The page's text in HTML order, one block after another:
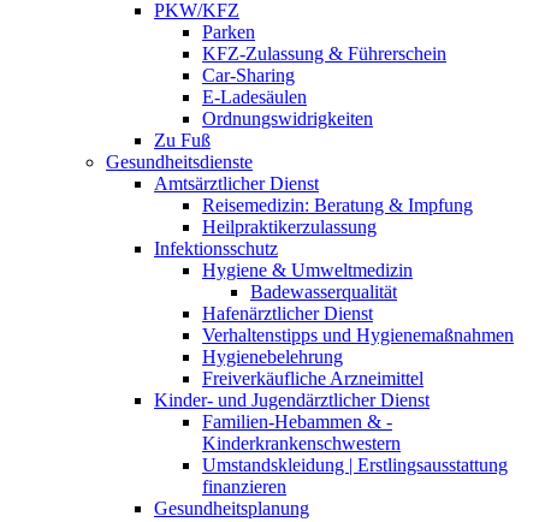
PKW/KFZ
Parken
KFZ-Zulassung & Führerschein
Car-Sharing
E-Ladesäulen
Ordnungswidrigkeiten
Zu Fuß
Gesundheitsdienste
Amtsärztlicher Dienst
Reisemedizin: Beratung & Impfung
Heilpraktikerzulassung
Infektionsschutz
Hygiene & Umweltmedizin
Badewasserqualität
Hafenärztlicher Dienst
Verhaltenstipps und Hygienemaßnahmen
Hygienebelehrung
Freiverkäufliche Arzneimittel
Kinder- und Jugendärztlicher Dienst
Familien-Hebammen & -
Kinderkrankenschwestern
Umstandskleidung | Erstlingsausstattung
finanzieren
Gesundheitsplanung